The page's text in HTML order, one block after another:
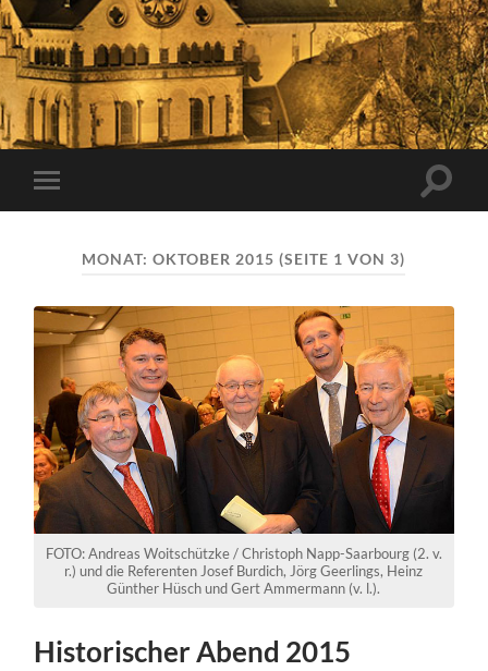
Mobile-
Menü
MONAT:OKTOBER 2015 (SEITE 1 VON 3)
FOTO: Andreas Woitschützke / Christoph Napp-Saarbourg (2. v.
r.) und die Referenten Josef Burdich, Jörg Geerlings, Heinz
Günther Hüsch und Gert Ammermann (v. l.).
Historischer Abend 2015